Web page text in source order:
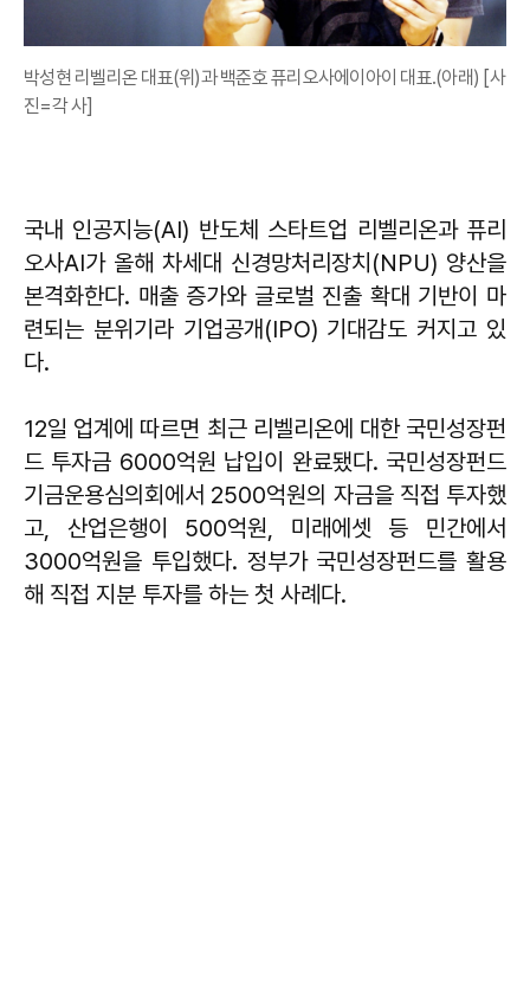
박성현 리벨리온 대표(위)과 백준호 퓨리오사에이아이 대표.(아래) [사
진=각 사]
국내 인공지능(AI) 반도체 스타트업 리벨리온과 퓨리
오사AI가 올해 차세대 신경망처리장치(NPU) 양산을
본격화한다. 매출 증가와 글로벌 진출 확대 기반이 마
련되는 분위기라 기업공개(IPO) 기대감도 커지고 있
다.
12일 업계에 따르면 최근 리벨리온에 대한 국민성장펀
드 투자금 6000억원 납입이 완료됐다. 국민성장펀드
기금운용심의회에서 2500억원의 자금을 직접 투자했
고, 산업은행이 500억원, 미래에셋 등 민간에서
3000억원을 투입했다. 정부가 국민성장펀드를 활용
해 직접 지분 투자를 하는 첫 사례다.